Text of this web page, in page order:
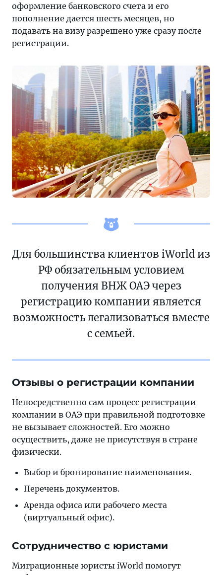
оформление банковского счета и его
пополнение дается шесть месяцев, но
подавать на визу разрешено уже сразу после
регистрации.
Для большинства клиентов iWorld из
РФ обязательным условием
получения ВНЖ ОАЭ через
регистрацию компании является
возможность легализоваться вместе
с семьей.
Отзывы о регистрации компании
Непосредственно сам процесс регистрации
компании в ОАЭ при правильной подготовке
не вызывает сложностей. Его можно
осуществить, даже не присутствуя в стране
физически.
Выбор и бронирование наименования.
Перечень документов.
Аренда офиса или рабочего места
(виртуальный офис).
Сотрудничество с юристами
Миграционные юристы iWorld помогут